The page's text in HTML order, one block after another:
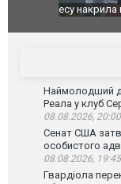
Вже вивели
Наймолодший
Реала у клуб
08.08.2026, 20:00
Сенат США
особистого
08.08.2026, 19:45
Гвардіола